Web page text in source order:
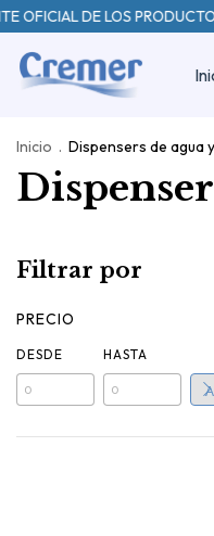
DE LOS PRODUCTOS
Inicio . Dispensers de agua
Filtrar por
PRECIO
DESDE HASTA